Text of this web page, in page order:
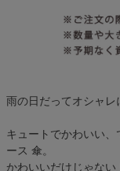
雨の日だってオシャレ
キュートでかわいい
ース 傘。
かわいいだけじゃない